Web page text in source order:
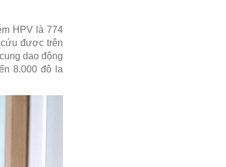
HPV là 774
được trên
dao động
8.000 đô la